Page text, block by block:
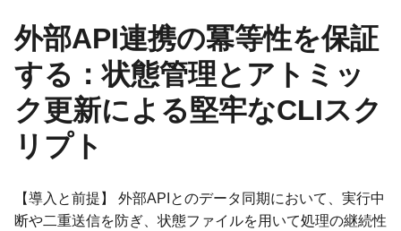
外部API連携の冪等性を保証
する：状態管理とアトミッ
ク更新による堅牢なCLIスク
リプト
【導入と前提】 外部APIとのデータ同期において、実行中
断や二重送信を防ぎ、状態ファイルを用いて処理の継続性